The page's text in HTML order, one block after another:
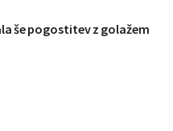
še pogostitev z golažem